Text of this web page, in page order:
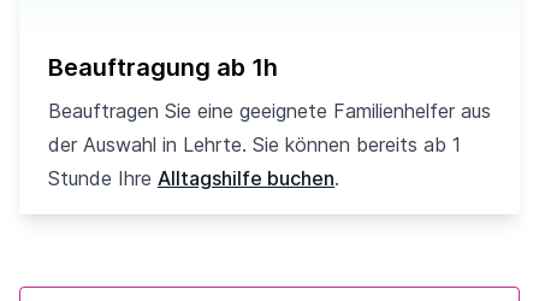
Beauftragung ab 1h
Beauftragen Sie eine geeignete Familienhelfer aus
der Auswahl in Lehrte. Sie können bereits ab 1
Stunde Ihre Alltagshilfe buchen.